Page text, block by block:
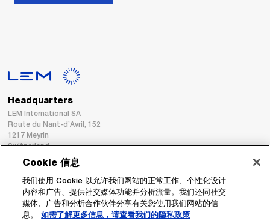
Headquarters
LEM International SA
Route du Nant-d’Avril, 152
1217 Meyrin
Switzerland
Fax : +41 22 794 94 78
Cookie 信息
我们使用 Cookie 以允许我们网站的正常工作、个性化设计
内容和广告、提供社交媒体功能并分析流量。我们还同社交
媒体、广告和分析合作伙伴分享有关您使用我们网站的信
息。
如需了解更多信息，请查看我们的隐私政策